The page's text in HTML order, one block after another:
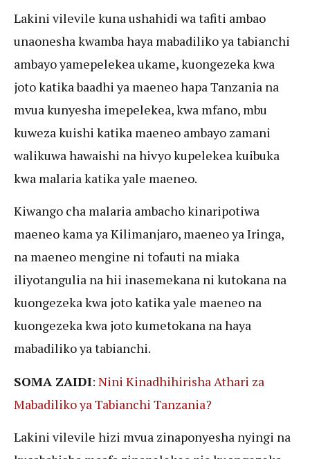
Lakini vilevile kuna ushahidi wa tafiti ambao
unaonesha kwamba haya mabadiliko ya tabianchi
ambayo yamepelekea ukame, kuongezeka kwa
joto katika baadhi ya maeneo hapa Tanzania na
mvua kunyesha imepelekea, kwa mfano, mbu
kuweza kuishi katika maeneo ambayo zamani
walikuwa hawaishi na hivyo kupelekea kuibuka
kwa malaria katika yale maeneo.
Kiwango cha malaria ambacho kinaripotiwa
maeneo kama ya Kilimanjaro, maeneo ya Iringa,
na maeneo mengine ni tofauti na miaka
iliyotangulia na hii inasemekana ni kutokana na
kuongezeka kwa joto katika yale maeneo na
kuongezeka kwa joto kumetokana na haya
mabadiliko ya tabianchi.
SOMA ZAIDI: Nini Kinadhihirisha Athari za
Mabadiliko ya Tabianchi Tanzania?
Lakini vilevile hizi mvua zinaponyesha nyingi na